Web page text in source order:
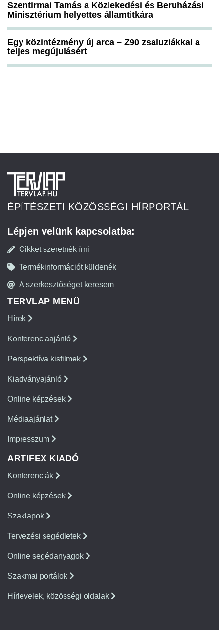
Szentirmai Tamás a Közlekedési és Beruházási
Minisztérium helyettes államtitkára
Egy közintézmény új arca – Z90 zsaluziákkal a
teljes megújulásért
ÉPÍTÉSZETI KÖZÖSSÉGI HÍRPORTÁL
Lépjen velünk kapcsolatba:
Cikket szeretnék írni
Termékinformációt küldenék
A szerkesztőséget keresem
TERVLAP MENÜ
Hírek
Konferenciaajánló
Perspektíva kisfilmek
Kiadványajánló
Online képzések
Médiaajánlat
Impresszum
ARTIFEX KIADÓ
Konferenciák
Online képzések
Szaklapok
Tervezési segédletek
Online segédanyagok
Szakmai portálok
Hírlevelek, közösségi oldalak